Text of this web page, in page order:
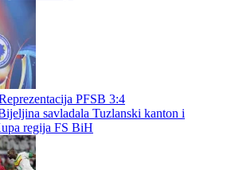
PFSB 3:4
savladala Tuzlanski kanton i
regija FS BiH